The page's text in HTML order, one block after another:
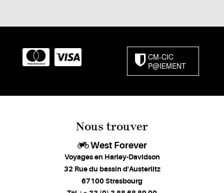
CM-CIC
P@IEMENT
Nous trouver
West Forever
Voyages en Harley-Davidson
32 Rue du bassin d'Austerlitz
67100 Strasbourg